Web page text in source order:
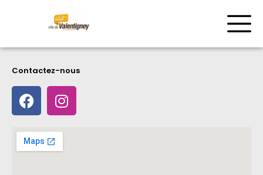
Contactez-nous